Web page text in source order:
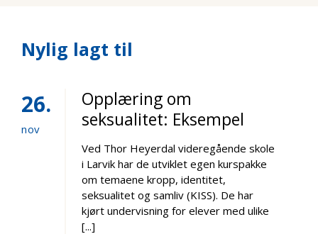
Nylig lagt til
26
nov
Opplæring om
seksualitet: Eksempel
Ved Thor Heyerdal videregående skole
i Larvik har de utviklet egen kurspakke
om temaene kropp, identitet,
seksualitet og samliv (KISS). De har
kjørt undervisning for elever med ulike
[...]